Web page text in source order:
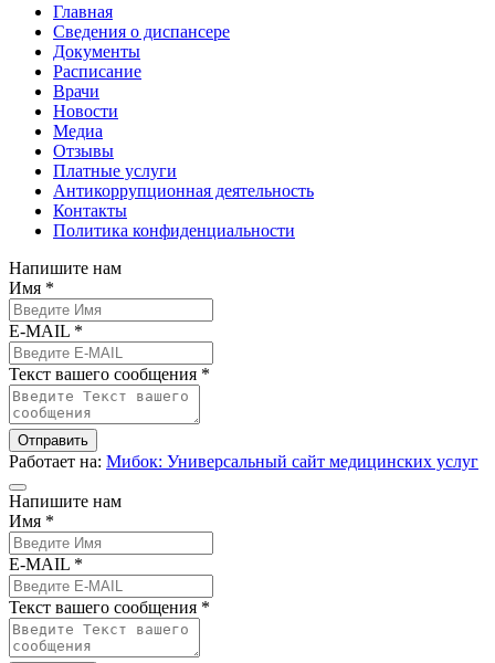
Главная
Сведения о диспансере
Документы
Расписание
Врачи
Новости
Медиа
Отзывы
Платные услуги
Антикоррупционная деятельность
Контакты
Политика конфиденциальности
Напишите нам
Имя *
E-MAIL *
Текст вашего сообщения *
Отправить
Работает на: Мибок: Универсальный сайт медицинских услуг
Напишите нам
Имя *
E-MAIL *
Текст вашего сообщения *